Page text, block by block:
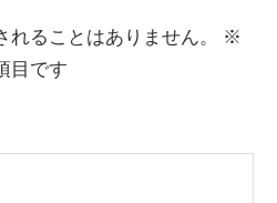
ることはありません。
※
目です